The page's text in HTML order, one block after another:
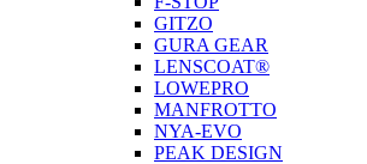
GITZO
GURA GEAR
LENSCOAT®
LOWEPRO
MANFROTTO
NYA-EVO
PEAK DESIGN